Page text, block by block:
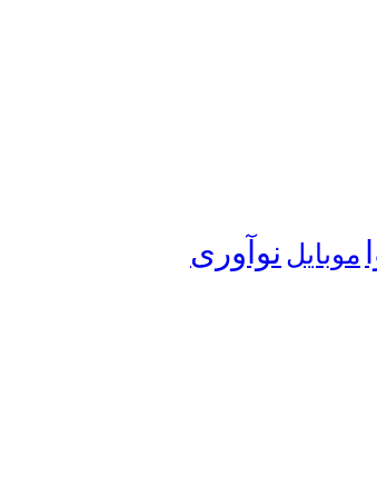
موبایل نوآوری